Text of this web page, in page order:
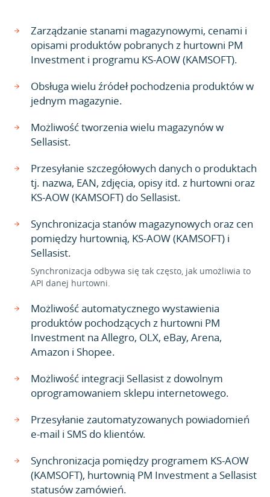
Zarządzanie stanami magazynowymi, cenami i
opisami produktów pobranych z hurtowni PM
Investment i programu KS-AOW (KAMSOFT).
Obsługa wielu źródeł pochodzenia produktów w
jednym magazynie.
Możliwość tworzenia wielu magazynów w
Sellasist.
Przesyłanie szczegółowych danych o produktach
tj. nazwa, EAN, zdjęcia, opisy itd. z hurtowni oraz
KS-AOW (KAMSOFT) do Sellasist.
Synchronizacja stanów magazynowych oraz cen
pomiędzy hurtownią, KS-AOW (KAMSOFT) i
Sellasist.
Synchronizacja odbywa się tak często, jak umożliwia to
API danej hurtowni.
Możliwość automatycznego wystawienia
produktów pochodzących z hurtowni PM
Investment na Allegro, OLX, eBay, Arena,
Amazon i Shopee.
Możliwość integracji Sellasist z dowolnym
oprogramowaniem sklepu internetowego.
Przesyłanie zautomatyzowanych powiadomień
e-mail i SMS do klientów.
Synchronizacja pomiędzy programem KS-AOW
(KAMSOFT), hurtownią PM Investment a Sellasist
statusów zamówień.